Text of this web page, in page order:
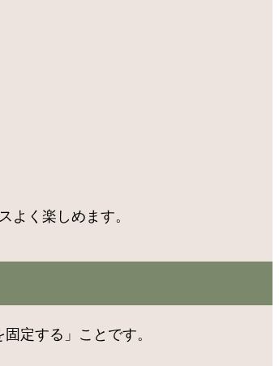
よく楽しめます。
定する」ことです。